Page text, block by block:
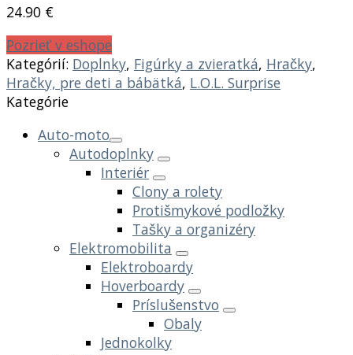
24.90 €
Pozrieť v eshope
Kategórií: Doplnky, Figúrky a zvieratká, Hračky,
Hračky, pre deti a bábätká, L.O.L. Surprise
Kategórie
Auto-moto
Autodoplnky
Interiér
Clony a rolety
Protišmykové podložky
Tašky a organizéry
Elektromobilita
Elektroboardy
Hoverboardy
Príslušenstvo
Obaly
Jednokolky